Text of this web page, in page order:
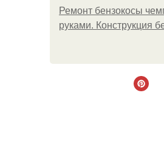
Ремонт бензокосы
руками. Конструкция